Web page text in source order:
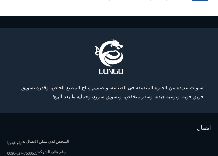
اتصال
الشخص الذي يمكن الاتصال به:يانغ فينجيا
رقم هاتف الشركة:0086-537-7600626
سنوات عديدة من الخبرة المتعمقة في الصناعة، وتصميم إنتاج المصنع الخاص، وقدرة تسويق
فريق قوية، ونوعية جيدة، وسعر منخفض، وتسويق سريع، وحماية ما بعد البيع!